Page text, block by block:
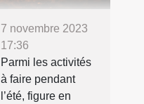
7 novembre 2023
17:36
Parmi les activités
à faire pendant
l’été, figure en